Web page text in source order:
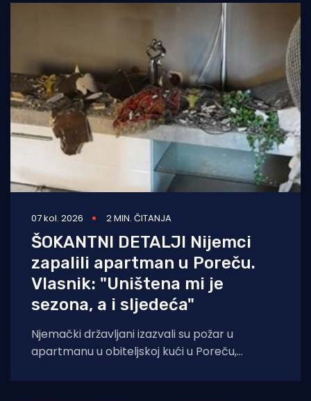
07 kol. 2026 2 MIN. ČITANJA
ŠOKANTNI DETALJI Nijemci
zapalili apartman u Poreču.
Vlasnik: "Uništena mi je
sezona, a i sljedeća"
Njemački državljani izazvali su požar u
apartmanu u obiteljskoj kući u Poreču,